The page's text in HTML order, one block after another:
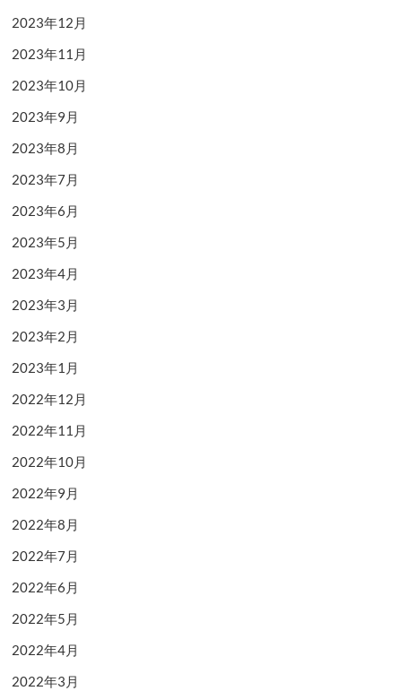
2023年12月
2023年11月
2023年10月
2023年9月
2023年8月
2023年7月
2023年6月
2023年5月
2023年4月
2023年3月
2023年2月
2023年1月
2022年12月
2022年11月
2022年10月
2022年9月
2022年8月
2022年7月
2022年6月
2022年5月
2022年4月
2022年3月